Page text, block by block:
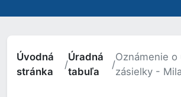
Úvodná
stránka
/
Úradná
tabuľa
/
Oznámenie o
zásielky -